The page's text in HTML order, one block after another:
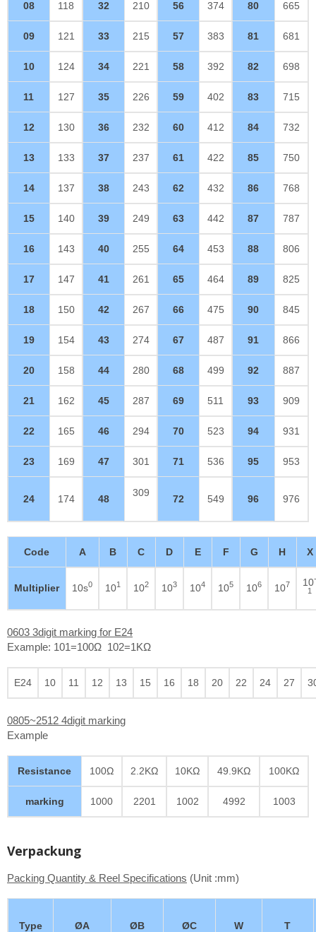
08 118 32 210 56 374 80 665
09 121 33 215 57 383 81 681
10 124 34 221 58 392 82 698
11 127 35 226 59 402 83 715
12 130 36 232 60 412 84 732
13 133 37 237 61 422 85 750
14 137 38 243 62 432 86 768
15 140 39 249 63 442 87 787
16 143 40 255 64 453 88 806
17 147 41 261 65 464 89 825
18 150 42 267 66 475 90 845
19 154 43 274 67 487 91 866
20 158 44 280 68 499 92 887
21 162 45 287 69 511 93 909
22 165 46 294 70 523 94 931
23 169 47 301 71 536 95 953
24 174 48
309
72 549 96 976
Code A B C D E F G H X
Multiplier 10s0 101 102 103 104 105 106 107 10-
1
0603 3digit marking for E24
Example: 101=100Ω 102=1KΩ
E24 10 11 12 13 15 16 18 20 22 24 27
0805~2512 4digit marking
Example
Resistance 100Ω 2.2KΩ 10KΩ 49.9KΩ 100KΩ
marking 1000 2201 1002 4992 1003
Verpackung
Packing Quantity & Reel Specifications (Unit :mm)
Type ØA ØB ØC W T